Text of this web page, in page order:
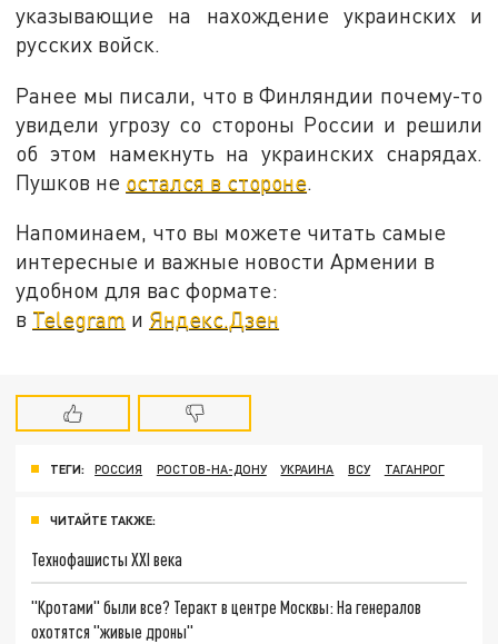
указывающие на нахождение украинских и
русских войск.
Ранее мы писали, что в Финляндии почему-то
увидели угрозу со стороны России и решили
об этом намекнуть на украинских снарядах.
Пушков не остался в стороне
Напоминаем, что вы можете читать самые
интересные и важные новости Армении в
удобном для вас формате:
в Telegram и Яндекс.Дзен
ТЕГИ: РОССИЯ РОСТОВ-НА-ДОНУ УКРАИНА ВСУ ТАГАНРОГ
ЧИТАЙТЕ ТАКЖЕ:
Технофашисты XXI века
"Кротами" были все? Теракт в центре Москвы: На генералов
охотятся "живые дроны"